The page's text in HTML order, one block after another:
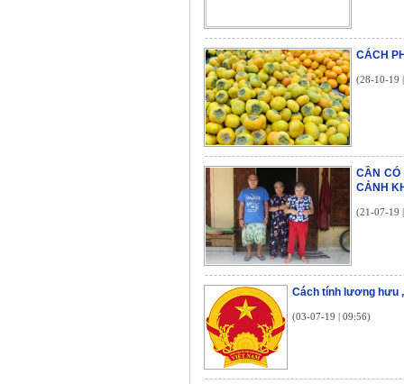
CÁCH
(28-10-19
CẦN CÓ
CẢNH
(21-07-19
Cách tính lương hưu
(03-07-19 | 09:56)